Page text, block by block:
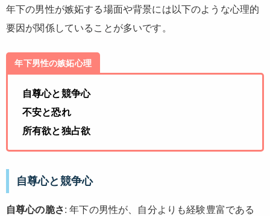
年下の男性が嫉妬する場面や背景には以下のような心理的
要因が関係していることが多いです。
年下男性の嫉妬心理
自尊心と競争心
不安と恐れ
所有欲と独占欲
自尊心と競争心
自尊心の脆さ: 年下の男性が、自分よりも経験豊富である